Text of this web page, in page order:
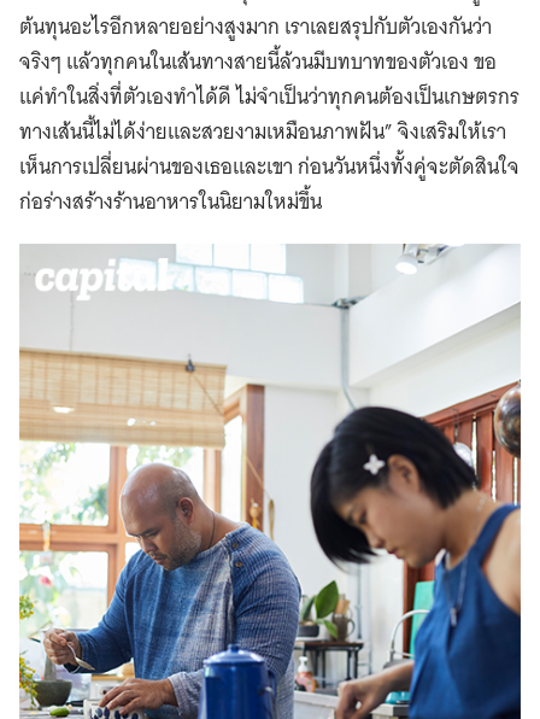
ต้นทุนอะไรอีกหลายอย่างสูงมาก เราเลยสรุปกับตัวเองกันว่า
จริงๆ แล้วทุกคนในเส้นทางสายนี้ล้วนมีบทบาทของตัวเอง ขอ
แค่ทำในสิ่งที่ตัวเองทำได้ดี ไม่จำเป็นว่าทุกคนต้องเป็นเกษตรกร
ทางเส้นนี้ไม่ได้ง่ายและสวยงามเหมือนภาพฝัน” จิงเสริมให้เรา
เห็นการเปลี่ยนผ่านของเธอและเขา ก่อนวันหนึ่งทั้งคู่จะตัดสินใจ
ก่อร่างสร้างร้านอาหารในนิยามใหม่ขึ้น